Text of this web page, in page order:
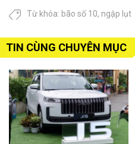
Từ khóa: bão số 10, ngập lụt
TIN CÙNG CHUYÊN MỤC